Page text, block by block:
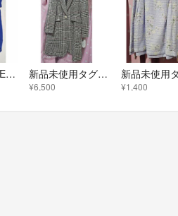
未使用★PATTERN fiona★シャツ ブラウス 濃紺 M 新品未使用タグ付ビジュ付きパターンフィオナグレンチェックチェスターコートM
¥6,500 ¥1,400